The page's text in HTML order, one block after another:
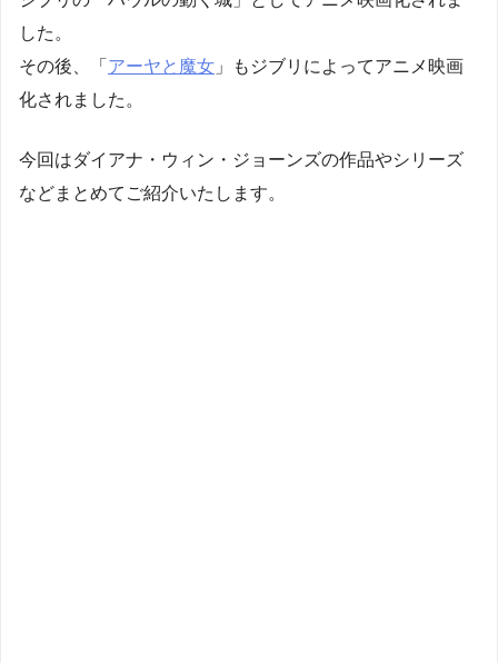
した。
その後、「 アーヤと魔女 」もジブリによってアニメ映画
化されました。
今回はダイアナ・ウィン・ジョーンズの作品やシリーズ
などまとめてご紹介いたします。